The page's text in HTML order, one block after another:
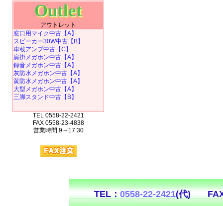
Outlet
アウトレット
窓口用マイク中古【A】
スピーカー30W中古【B】
車載アンプ中古【C】
肩掛メガホン中古【A】
録音メガホン中古【A】
灰防水メガホン中古【A】
黄防水メガホン中古【A】
大型メガホン中古【A】
三脚スタンド中古【B】
TEL 0558-22-2421
FAX 0558-23-4838
営業時間 9～17:30